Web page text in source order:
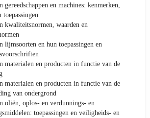
gereedschappen en machines: kenmerken,
toepassingen
kwaliteitsnormen, waarden en
lijmsoorten en hun toepassingen en
materialen en producten in functie van de
materialen en producten in functie van de
van ondergrond
oliën, oplos- en verdunnings- en
toepassingen en veiligheids- en